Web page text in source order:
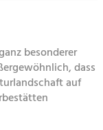
besonderer
dass
auf